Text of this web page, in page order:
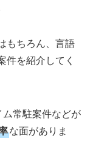
もちろん、言語
件を紹介してく
常駐案件などが
な面がありま